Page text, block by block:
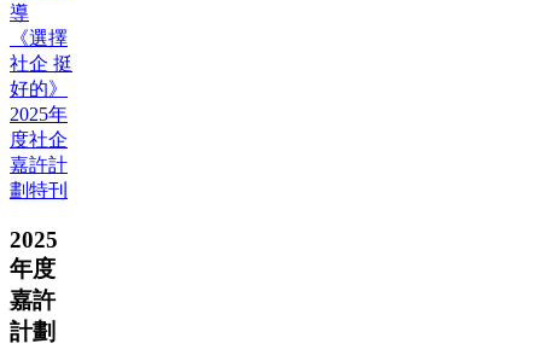
導
《選擇
社企 挺
好的》
2025年
度社企
嘉許計
劃特刊
2025
年度
嘉許
計劃